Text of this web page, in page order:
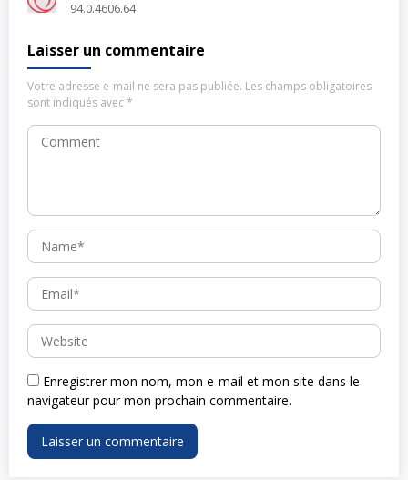
94.0.4606.64
Laisser un commentaire
Votre adresse e-mail ne sera pas publiée. Les champs obligatoires
sont indiqués avec*
Enregistrer mon nom, mon e-mail et mon site dans le
navigateur pour mon prochain commentaire.